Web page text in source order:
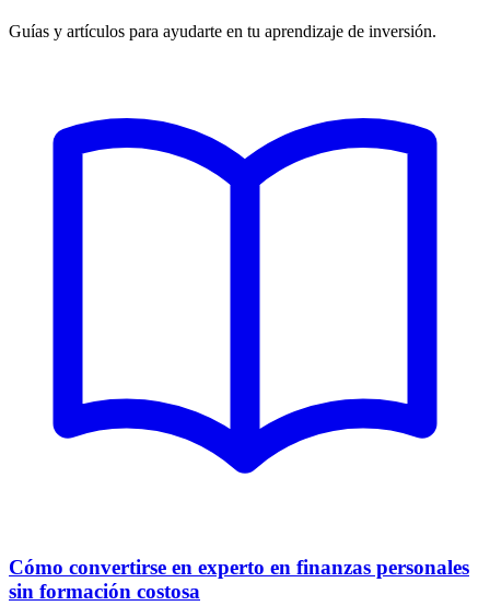
Guías y artículos para ayudarte en tu aprendizaje de inversión.
Cómo convertirse en experto en finanzas personales
sin formación costosa